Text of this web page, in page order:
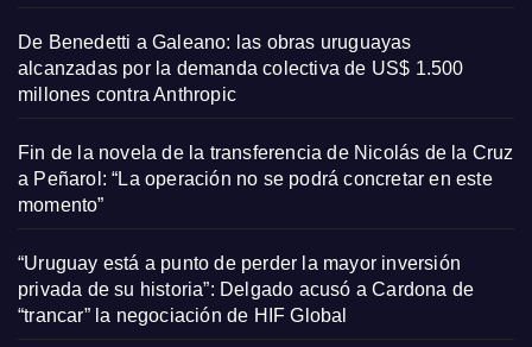
De Benedetti a Galeano: las obras uruguayas
alcanzadas por la demanda colectiva de US$ 1.500
millones contra Anthropic
Fin de la novela de la transferencia de Nicolás de la Cruz
a Peñarol: “La operación no se podrá concretar en este
momento”
“Uruguay está a punto de perder la mayor inversión
privada de su historia”: Delgado acusó a Cardona de
“trancar” la negociación de HIF Global